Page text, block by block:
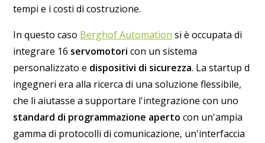
tempi e i costi di costruzione.
In questo caso Berghof Automation si è occupata di
integrare 16 servomotoricon un sistema
personalizzato e dispositivi di sicurezza. La startup d
ingegneri era alla ricerca di una soluzione flessibile,
che li aiutasse a supportare l'integrazione con uno
standard di programmazione apertocon un'ampia
gamma di protocolli di comunicazione, un'interfaccia